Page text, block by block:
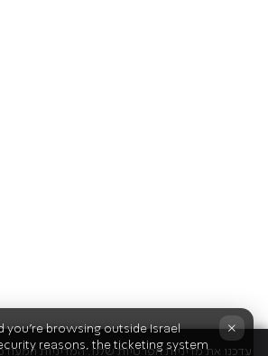
×
you're browsing outside Israel.
reasons, the ticketing system